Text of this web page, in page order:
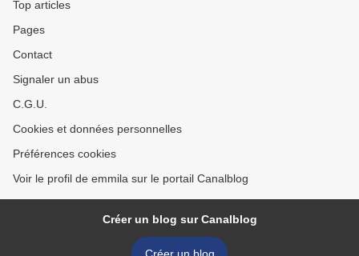
Top articles
Pages
Contact
Signaler un abus
C.G.U.
Cookies et données personnelles
Préférences cookies
Voir le profil de emmila sur le portail Canalblog
Créer un blog sur Canalblog